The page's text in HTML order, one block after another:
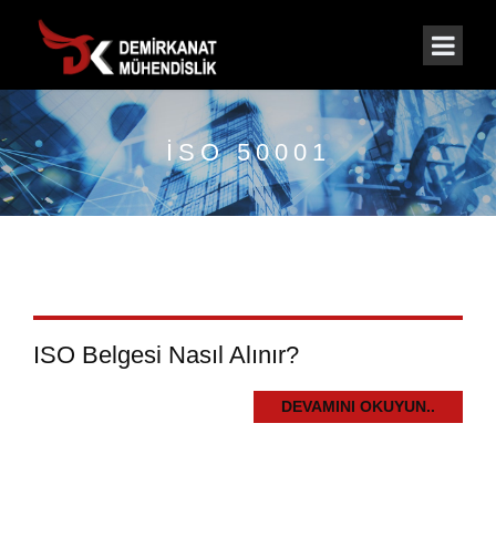
ISO 50001
ISO Belgesi Nasıl Alınır?
DEVAMINI OKUYUN..